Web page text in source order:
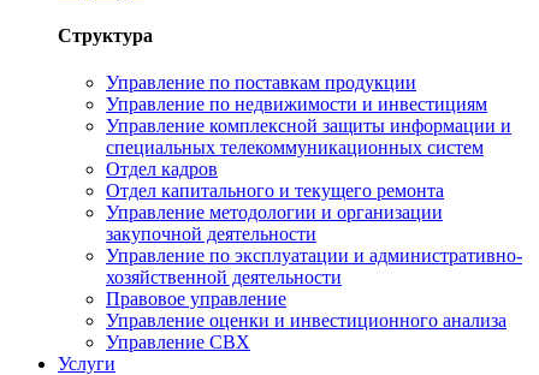
Структура
Управление по поставкам продукции
Управление по недвижимости и инвестициям
Управление комплексной защиты информации и
специальных телекоммуникационных систем
Отдел кадров
Отдел капитального и текущего ремонта
Управление методологии и организации
закупочной деятельности
Управление по эксплуатации и административно-
хозяйственной деятельности
Правовое управление
Управление оценки и инвестиционного анализа
Управление СВХ
Услуги